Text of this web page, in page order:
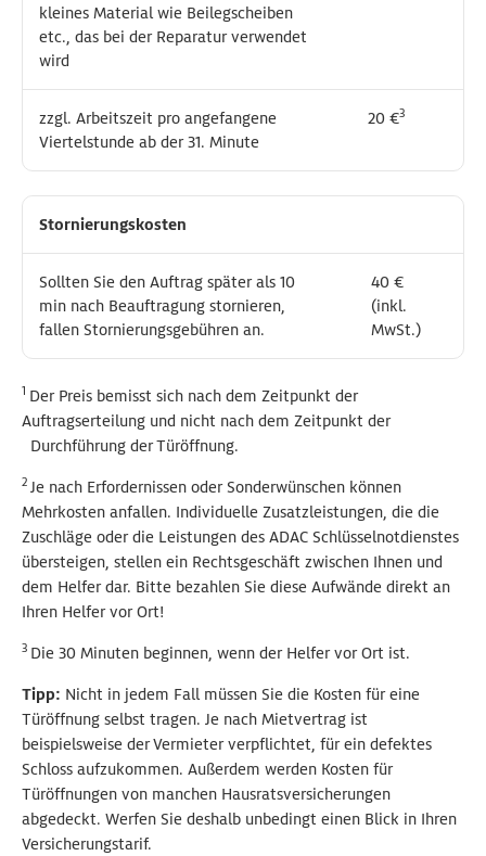
kleines Material wie Beilegscheiben
etc., das bei der Reparatur verwendet
wird
zzgl. Arbeitszeit pro angefangene
Viertelstunde ab der 31. Minute
20 €3
kleines Material wie Beilegscheiben
etc., das bei der Reparatur verwendet
wird
zzgl. Arbeitszeit pro angefangene
Viertelstunde ab der 31. Minute
20 €3
Stornierungskosten
Sollten Sie den Auftrag später als 10
min nach Beauftragung stornieren,
fallen Stornierungsgebühren an.
40 €
(inkl.
MwSt.)
Stornierungskosten
Sollten Sie den Auftrag später als 10
min nach Beauftragung stornieren,
fallen Stornierungsgebühren an.
40 €
(inkl.
MwSt.)
1 Der Preis bemisst sich nach dem Zeitpunkt der
Auftragserteilung und nicht nach dem Zeitpunkt der
Durchführung der Türöffnung.
2 Je nach Erfordernissen oder Sonderwünschen können
Mehrkosten anfallen. Individuelle Zusatzleistungen, die die
Zuschläge oder die Leistungen des ADAC Schlüsselnotdienstes
übersteigen, stellen ein Rechtsgeschäft zwischen Ihnen und
dem Helfer dar. Bitte bezahlen Sie diese Aufwände direkt an
Ihren Helfer vor Ort!
3 Die 30 Minuten beginnen, wenn der Helfer vor Ort ist.
Tipp: Nicht in jedem Fall müssen Sie die Kosten für eine
Türöffnung selbst tragen. Je nach Mietvertrag ist
beispielsweise der Vermieter verpflichtet, für ein defektes
Schloss aufzukommen. Außerdem werden Kosten für
Türöffnungen von manchen Hausratsversicherungen
abgedeckt. Werfen Sie deshalb unbedingt einen Blick in Ihren
Versicherungstarif.